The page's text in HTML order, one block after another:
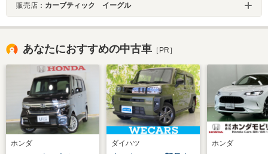
販売店： カーブティック イーグル
あなたにおすすめの中古車 ［PR］
ホンダ ダイハツ ホンダ